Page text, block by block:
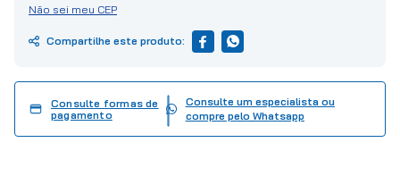
Não sei meu CEP
Consulte formas de
pagamento
Consulte um especialista ou
compre pelo Whatsapp